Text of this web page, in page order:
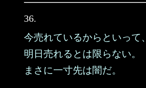
36.
今売れているからといって、
明日売れるとは限らない。
まさに一寸先は闇だ。